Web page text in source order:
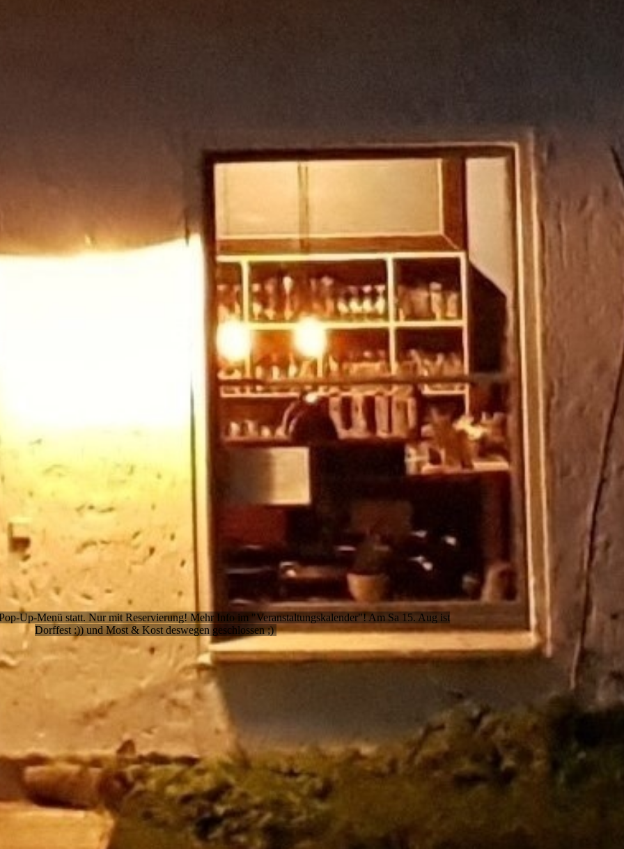
Up-Menü statt. Nur mit Reservierung! Mehr Info im "Veranstaltungskalender"! Am Sa 15. Aug ist
Dorffest :)) und Most & Kost deswegen geschlossen ;)